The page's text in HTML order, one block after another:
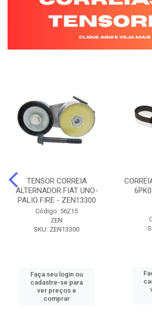
TENSOR CORREIA
ALTERNADOR FIAT UNO-
PALIO FIRE - ZEN13300
Código: 56215
ZEN
SKU: ZEN13300
Faça seu login ou
cadastre-se para
ver preços e
comprar